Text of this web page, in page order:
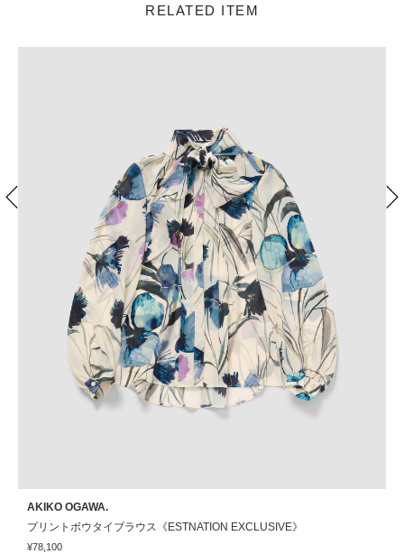
RELATED ITEM
AKIKO OGAWA.
プリントボウタイブラウス《ESTNATION EXCLUSIVE》
¥78,100